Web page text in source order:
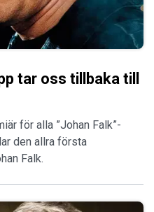
tar oss tillbaka till
för alla ”Johan Falk”-
den allra första
Falk.